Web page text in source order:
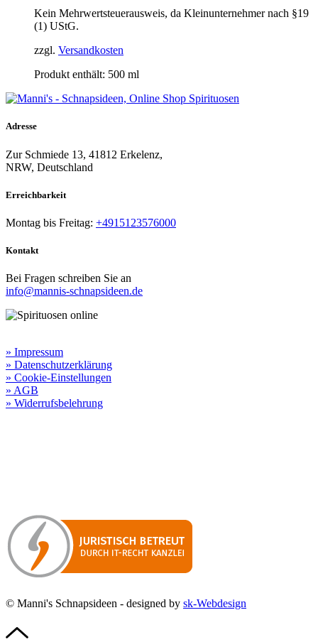
Kein Mehrwertsteuerausweis, da Kleinunternehmer nach §19
(1) UStG.
zzgl. Versandkosten
Produkt enthält: 500 ml
Adresse
Zur Schmiede 13, 41812 Erkelenz,
NRW, Deutschland
Erreichbarkeit​
Montag bis Freitag: +4915123576000
Kontakt
Bei Fragen schreiben Sie an
info@mannis-schnapsideen.de
» Impressum
» Datenschutzerklärung
» Cookie-Einstellungen
» AGB
» Widerrufsbelehrung
© Manni's Schnapsideen - designed by sk-Webdesign